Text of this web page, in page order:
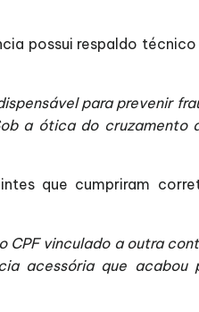
possui respaldo
para prevenir
a ótica do cruzamento
que cumpriram
CPF vinculado a outra
acessória que acabou